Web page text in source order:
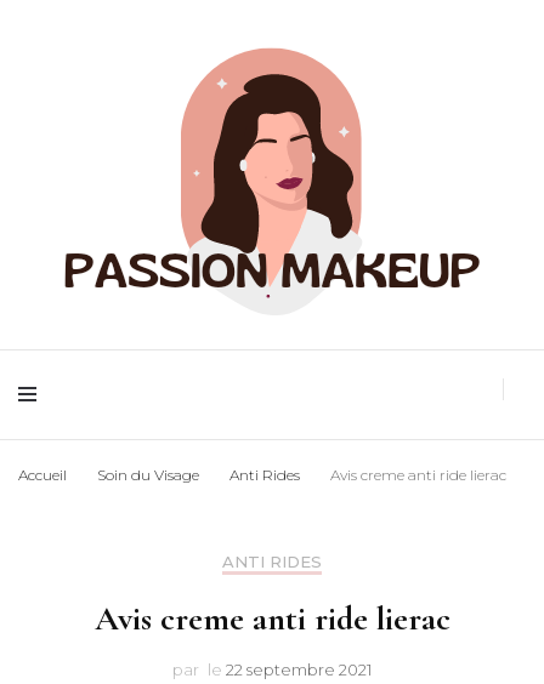
Passion
Accueil Soin du Visage Anti Rides Avis creme anti ride lierac
ANTI RIDES
Avis creme anti ride lierac
par le 22 septembre 2021